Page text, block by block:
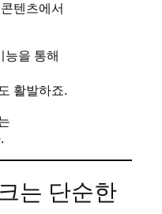
텐츠에서
능을 통해
활발하죠.
는 단순한